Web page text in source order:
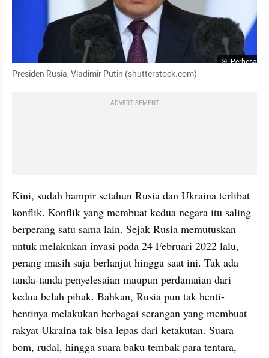
Perbesar
Presiden Rusia, Vladimir Putin (shutterstock.com)
ADVERTISEMENT
Kini, sudah hampir setahun Rusia dan Ukraina terlibat
konflik. Konflik yang membuat kedua negara itu saling
berperang satu sama lain. Sejak Rusia memutuskan
untuk melakukan invasi pada 24 Februari 2022 lalu,
perang masih saja berlanjut hingga saat ini. Tak ada
tanda-tanda penyelesaian maupun perdamaian dari
kedua belah pihak. Bahkan, Rusia pun tak henti-
hentinya melakukan berbagai serangan yang membuat
rakyat Ukraina tak bisa lepas dari ketakutan. Suara
bom, rudal, hingga suara baku tembak para tentara,